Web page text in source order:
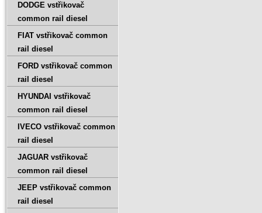
DODGE vstřikovač
common rail diesel
FIAT vstřikovač common
rail diesel
FORD vstřikovač common
rail diesel
HYUNDAI vstřikovač
common rail diesel
IVECO vstřikovač common
rail diesel
JAGUAR vstřikovač
common rail diesel
JEEP vstřikovač common
rail diesel